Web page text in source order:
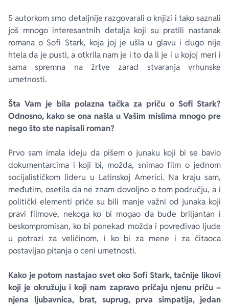
S autorkom smo detaljnije razgovarali o knjizi i tako saznali
još mnogo interesantnih detalja koji su pratili nastanak
romana o Sofi Stark, koja joj je ušla u glavu i dugo nije
htela da je pusti, a otkrila nam je i to da li je i u kojoj meri i
sama spremna na žrtve zarad stvaranja vrhunske
umetnosti.
Šta Vam je bila polazna tačka za priču o Sofi Stark?
Odnosno, kako se ona našla u Vašim mislima mnogo pre
nego što ste napisali roman?
Prvo sam imala ideju da pišem o junaku koji bi se bavio
dokumentarcima i koji bi, možda, snimao film o jednom
socijalističkom lideru u Latinskoj Americi. Na kraju sam,
međutim, osetila da ne znam dovoljno o tom području, a i
politički elementi priče su bili manje važni od junaka koji
pravi filmove, nekoga ko bi mogao da bude briljantan i
beskompromisan, ko bi ponekad možda i povređivao ljude
u potrazi za veličinom, i ko bi za mene i za čitaoca
postavljao pitanja o ceni umetnosti.
Kako je potom nastajao svet oko Sofi Stark, tačnije likovi
koji je okružuju i koji nam zapravo pričaju njenu priču –
njena ljubavnica, brat, suprug, prva simpatija, jedan